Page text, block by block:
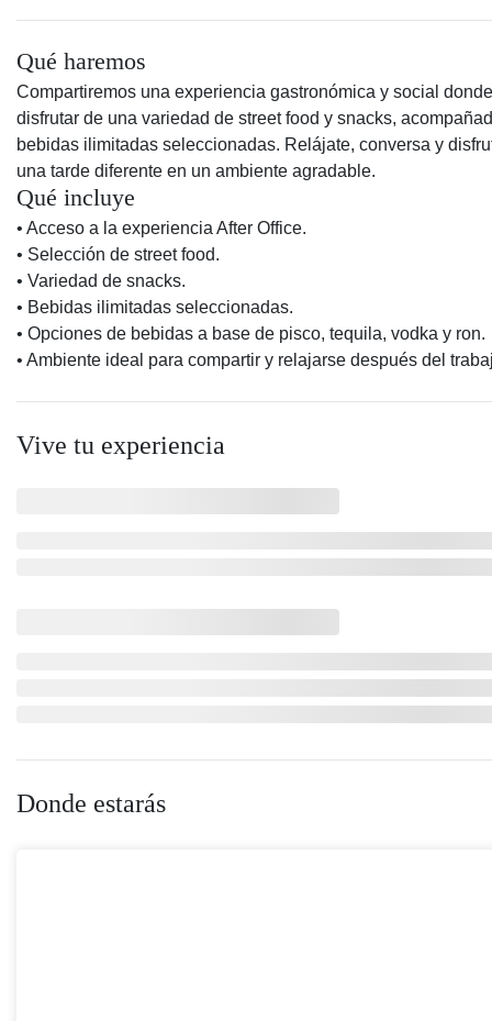
Qué haremos
Compartiremos una experiencia gastronómica y social
disfrutar de una variedad de street food y snacks,
bebidas ilimitadas seleccionadas. Relájate, conversa y
una tarde diferente en un ambiente agradable.
Qué incluye
• Acceso a la experiencia After Office.
• Selección de street food.
• Variedad de snacks.
• Bebidas ilimitadas seleccionadas.
• Opciones de bebidas a base de pisco, tequila, vodka y ron.
• Ambiente ideal para compartir y relajarse después del
Vive tu experiencia
Donde estarás